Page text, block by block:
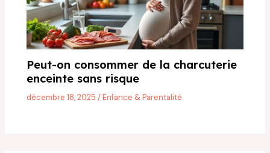
Peut-on consommer de la charcuterie
enceinte sans risque
décembre 18, 2025/Enfance & Parentalité